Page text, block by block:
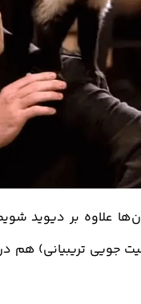
علاوه بر دیوید
جویی تریبیانی) هم